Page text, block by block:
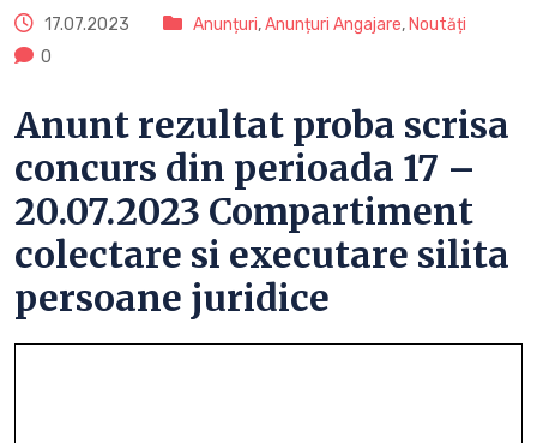
17.07.2023 Anunțuri,Anunțuri Angajare, Noutăți
0
Anunt rezultat proba scrisa
concurs din perioada 17 –
20.07.2023 Compartiment
colectare si executare silita
persoane juridice